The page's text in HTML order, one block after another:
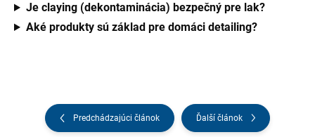
Je claying (dekontaminácia) bezpečný pre lak?
Aké produkty sú základ pre domáci detailing?
Predchádzajúci článok Ďalší článok